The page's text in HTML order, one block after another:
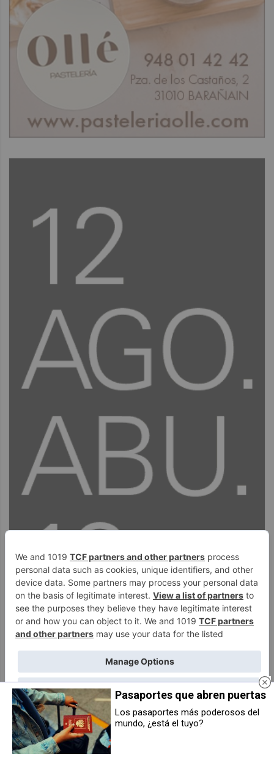
EH Bildu urge al gobierno
garantizar el derecho a una
vivienda digna y asequible en
toda Navarra
El Defensor del Pueblo de Navarra
Pasaportes que abren puertas
Los pasaportes más poderosos del
mundo, ¿está el tuyo?